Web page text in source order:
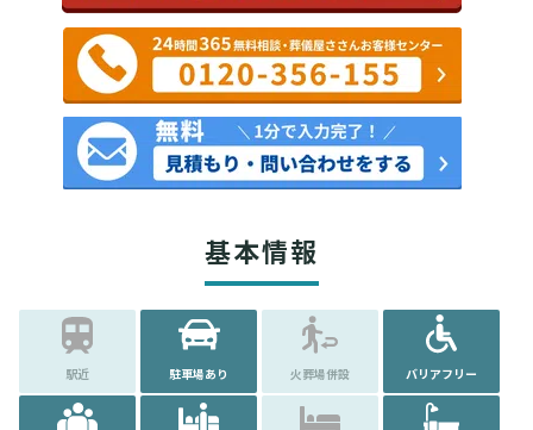
基本情報
駅近 駐車場あり 火葬場併設 バリアフリー